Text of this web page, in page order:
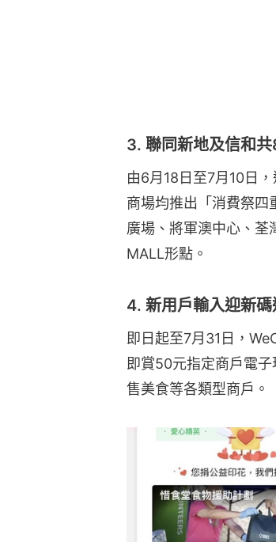
3. 聯同新地及信和共
由6月18日至7月10日
商場均推出「消費祭四
廣場、將軍澳中心、
MALL形點。
4. 新用戶輸入迎新
即日起至7月31日，
即賞50元指定商戶電
售美食等各類型商戶。